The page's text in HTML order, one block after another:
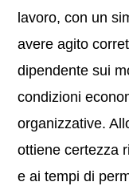
lavoro, con un
avere agito
dipendente sui
condizioni
organizzative.
ottiene certezza
e ai tempi di